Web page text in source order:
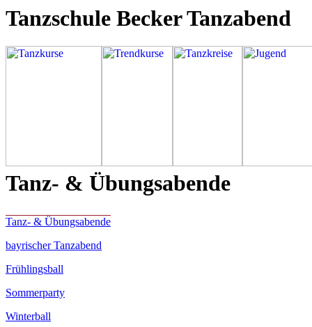
Tanzschule Becker Tanzabend
Tanz- & Übungsabende
Tanz- & Übungsabende
bayrischer Tanzabend
Frühlingsball
Sommerparty
Winterball